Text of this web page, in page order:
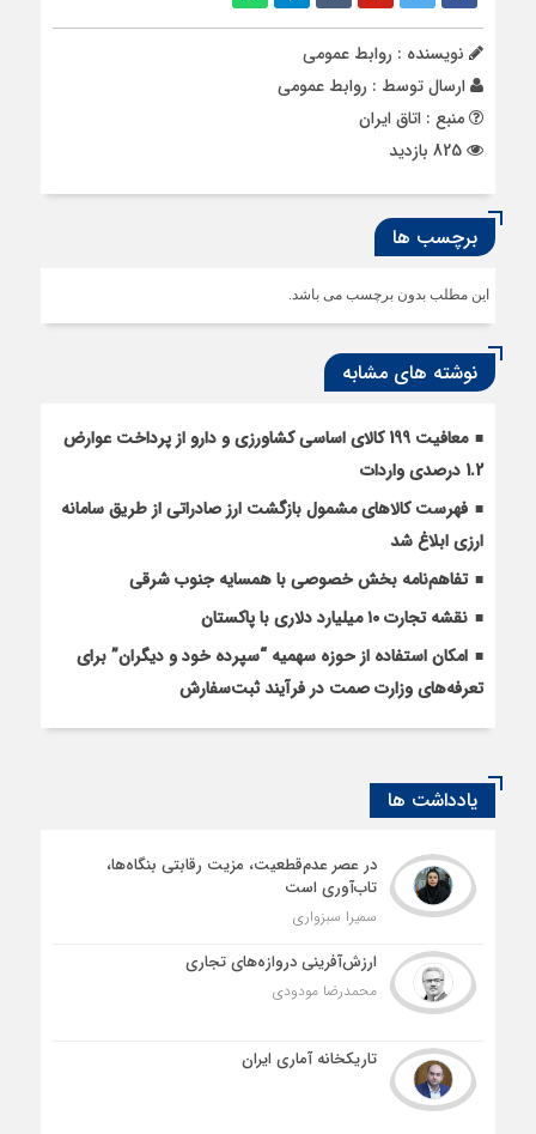
نویسنده : روابط عمومی
ارسال توسط : روابط عمومی
منبع : اتاق ایران
برچسب ها
این مطلب بدون برچسب می باشد.
نوشته های مشابه
معافیت 199 کالای اساسی کشاورزی و دارو از پرداخت عوارض
1.2 درصدی واردات
فهرست کالاهای مشمول بازگشت ارز صادراتی از طریق سامانه
ارزی ابلاغ شد
تفاهم‌نامه بخش خصوصی با همسایه جنوب شرقی
نقشه تجارت ۱۰‌ میلیارد دلاری با پاکستان
امکان استفاده از حوزه سهمیه “سپرده خود و دیگران” برای
تعرفه‌های وزارت صمت در فرآیند ثبت‌سفارش
یادداشت ها
در عصر عدم‌قطعیت، مزیت رقابتی بنگاه‌ها،
تاب‌آوری است
سمیرا سبزواری
ارزش‌آفرینی دروازه‌های تجاری
محمدرضا مودودی
تاریکخانه آماری ایران